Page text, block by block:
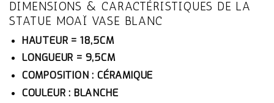
DIMENSIONS & CARACTÉRISTIQUES DE LA
STATUE MOAÏ VASE BLANC
HAUTEUR = 18,5CM
LONGUEUR = 9,5CM
COMPOSITION : CÉRAMIQUE
COULEUR : BLANCHE